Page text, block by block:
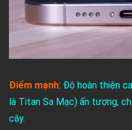
Điểm mạnh: Độ hoàn thiện
là Titan Sa Mạc) ấn tượng,
cậy.